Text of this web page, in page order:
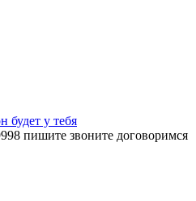
будет у тебя
пишите звоните договоримся